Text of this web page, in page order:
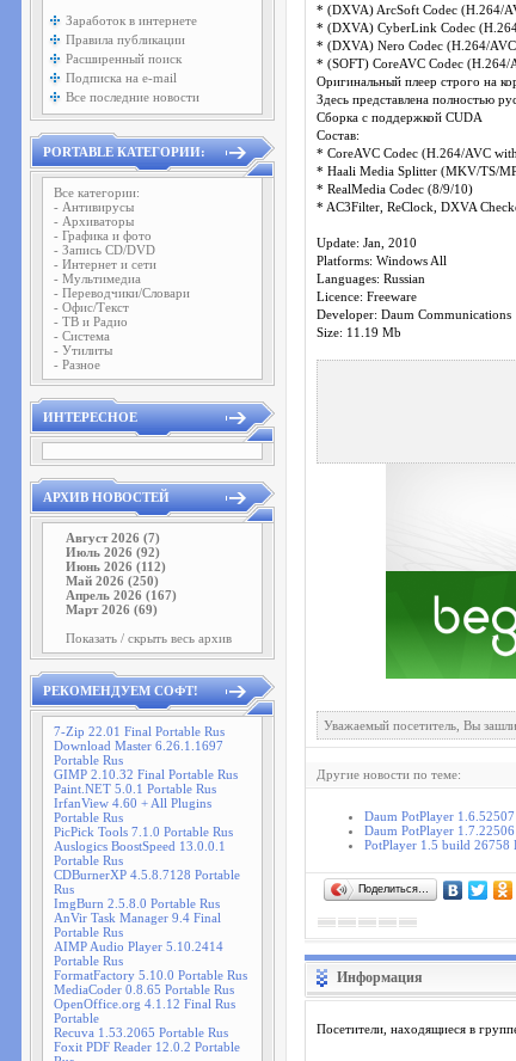
Заработок в интернете
Правила публикации
Расширенный поиск
Подписка на e-mail
Все последние новости
PORTABLE КАТЕГОРИИ:
Все категории:
- Антивирусы
- Архиваторы
- Графика и фото
- Запись CD/DVD
- Интернет и сети
- Мультимедиа
- Переводчики/Словари
- Офис/Текст
- ТВ и Радио
- Система
- Утилиты
- Разное
ИНТЕРЕСНОЕ
АРХИВ НОВОСТЕЙ
Август 2026 (7)
Июль 2026 (92)
Июнь 2026 (112)
Май 2026 (250)
Апрель 2026 (167)
Март 2026 (69)
Показать / скрыть весь архив
РЕКОМЕНДУЕМ СОФТ!
7-Zip 22.01 Final Portable Rus
Download Master 6.26.1.1697
Portable Rus
GIMP 2.10.32 Final Portable Rus
Paint.NET 5.0.1 Portable Rus
IrfanView 4.60 + All Plugins
Portable Rus
PicPick Tools 7.1.0 Portable Rus
Auslogics BoostSpeed 13.0.0.1
Portable Rus
CDBurnerXP 4.5.8.7128 Portable
Rus
ImgBurn 2.5.8.0 Portable Rus
AnVir Task Manager 9.4 Final
Portable Rus
AIMP Audio Player 5.10.2414
Portable Rus
FormatFactory 5.10.0 Portable Rus
MediaCoder 0.8.65 Portable Rus
OpenOffice.org 4.1.12 Final Rus
Portable
Recuva 1.53.2065 Portable Rus
Foxit PDF Reader 12.0.2 Portable
* (DXVA) ArcSoft Codec (H.264/
* (DXVA) CyberLink Codec
* (DXVA) Nero Codec (H.264/
* (SOFT) CoreAVC Codec
Оригинальный плеер строго на
Здесь представлена полностью
Сборка c поддержкой CUDA
Состав:
* CoreAVC Codec (H.264/AVC
* Haali Media Splitter (MKV/TS/
* RealMedia Codec (8/9/10)
* AC3Filter, ReClock, DXVA
Update: Jan, 2010
Platforms: Windows All
Languages: Russian
Licence: Freeware
Developer: Daum Communications
Size: 11.19 Mb
Уважаемый посетитель, Вы
Другие новости по теме:
Daum PotPlayer
Daum PotPlayer
PotPlayer 1.5 build 26758
Поделиться…
Информация
Посетители, находящиеся в